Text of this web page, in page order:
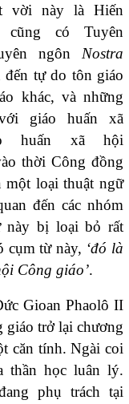
vời này là Hiến
có Tuyên
ngôn Nostra
tự do tôn giáo
khác, và những
giáo huấn xã
huấn xã hội
thời Công đồng
loại thuật ngữ
đến các nhóm
này bị loại bỏ rất
cụm từ này, ‘đó là
Công giáo’.
Gioan Phaolô II
giáo trở lại chương
căn tính. Ngài coi
thần học luân lý.
phụ trách tại